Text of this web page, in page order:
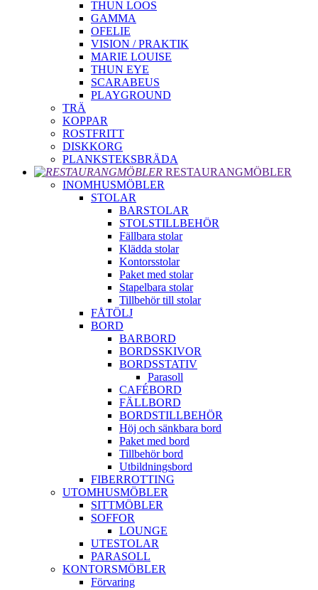
THUN LOOS
GAMMA
OFELIE
VISION / PRAKTIK
MARIE LOUISE
THUN EYE
SCARABEUS
PLAYGROUND
TRÄ
KOPPAR
ROSTFRITT
DISKKORG
PLANKSTEKSBRÄDA
RESTAURANGMÖBLER
INOMHUSMÖBLER
STOLAR
BARSTOLAR
STOLSTILLBEHÖR
Fällbara stolar
Klädda stolar
Kontorsstolar
Paket med stolar
Stapelbara stolar
Tillbehör till stolar
FÅTÖLJ
BORD
BARBORD
BORDSSKIVOR
BORDSSTATIV
Parasoll
CAFÉBORD
FÄLLBORD
BORDSTILLBEHÖR
Höj och sänkbara bord
Paket med bord
Tillbehör bord
Utbildningsbord
FIBERROTTING
UTOMHUSMÖBLER
SITTMÖBLER
SOFFOR
LOUNGE
UTESTOLAR
PARASOLL
KONTORSMÖBLER
Förvaring